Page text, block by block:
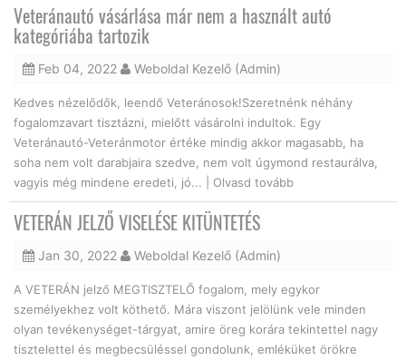
Veteránautó vásárlása már nem a használt autó
kategóriába tartozik
Feb 04, 2022 Weboldal Kezelő (Admin)
Kedves nézelődők, leendő Veteránosok!Szeretnénk néhány
fogalomzavart tisztázni, mielőtt vásárolni indultok. Egy
Veteránautó-Veteránmotor értéke mindig akkor magasabb, ha
soha nem volt darabjaira szedve, nem volt úgymond restaurálva,
vagyis még mindene eredeti, jó... | Olvasd tovább
VETERÁN JELZŐ VISELÉSE KITÜNTETÉS
Jan 30, 2022 Weboldal Kezelő (Admin)
A VETERÁN jelző MEGTISZTELŐ fogalom, mely egykor
személyekhez volt köthető. Mára viszont jelölünk vele minden
olyan tevékenységet-tárgyat, amire öreg korára tekintettel nagy
tisztelettel és megbecsüléssel gondolunk, emléküket örökre